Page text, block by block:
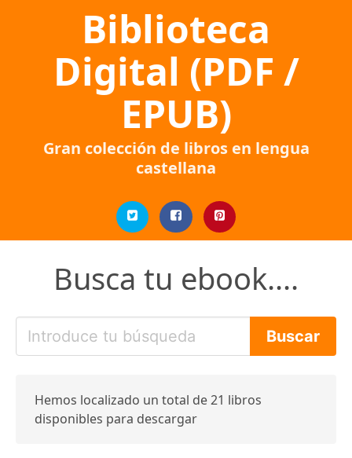
Biblioteca
Digital (PDF /
EPUB)
Gran colección de libros en lengua
castellana
Busca tu ebook....
Hemos localizado un total de 21 libros
disponibles para descargar